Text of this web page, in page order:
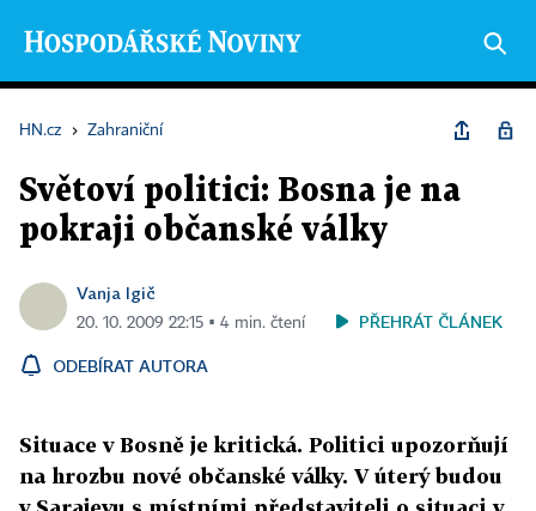
HN.cz › Zahraniční
Světoví politici: Bosna je na
pokraji občanské války
Vanja Igič
20. 10. 2009 22:15 ▪ 4 min. čtení PŘEHRÁT ČLÁNEK
ODEBÍRAT AUTORA
Situace v Bosně je kritická. Politici upozorňují
na hrozbu nové občanské války. V úterý budou